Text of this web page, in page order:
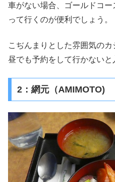
車がない場合、ゴールドコ
って行くのが便利でしょう。
こぢんまりとした雰囲気のカ
昼でも予約をして行かないと
2：網元（AMIMOTO)